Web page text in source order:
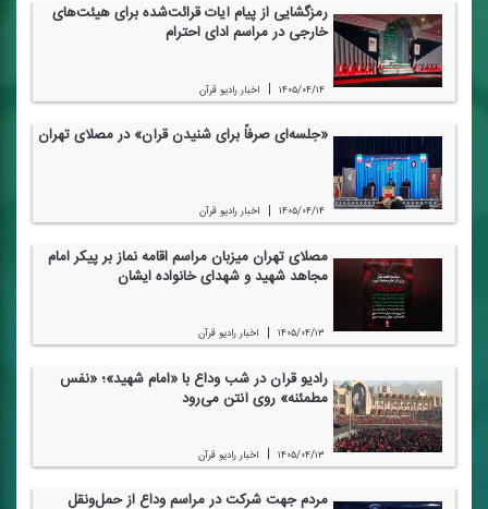
رمزگشایی از پیام آیات قرائت‌شده برای هیئت‌های
خارجی در مراسم ادای احترام
۱۴۰۵/۰۴/۱۴ | اخبار رادیو قرآن
«جلسه‌ای صرفاً برای شنیدن قرآن» در مصلای تهران
۱۴۰۵/۰۴/۱۴ | اخبار رادیو قرآن
مصلای تهران میزبان مراسم اقامه نماز بر پیكر امام
مجاهد شهید و شهدای خانواده ایشان
۱۴۰۵/۰۴/۱۳ | اخبار رادیو قرآن
رادیو قرآن در شب وداع با «امام شهید»؛ «نفس
مطمئنه» روی آنتن می‌رود
۱۴۰۵/۰۴/۱۳ | اخبار رادیو قرآن
مردم جهت شركت در مراسم وداع از حمل‌ونقل